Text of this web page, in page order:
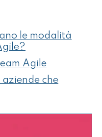
le modalità
Agile
aziende che